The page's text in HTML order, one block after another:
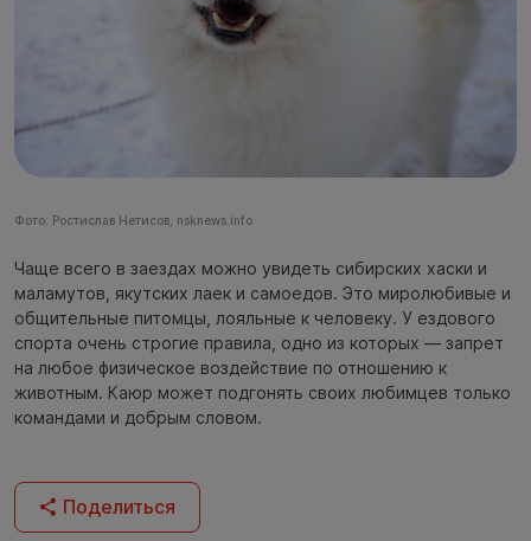
Фото: Ростислав Нетисов, nsknews.info
Чаще всего в заездах можно увидеть сибирских хаски и
маламутов, якутских лаек и самоедов. Это миролюбивые и
общительные питомцы, лояльные к человеку. У ездового
спорта очень строгие правила, одно из которых — запрет
на любое физическое воздействие по отношению к
животным. Каюр может подгонять своих любимцев только
командами и добрым словом.
Поделиться